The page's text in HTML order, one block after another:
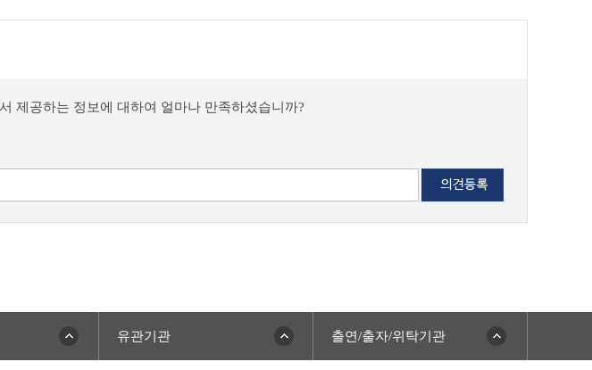
제공하는 정보에 대하여 얼마나 만족하셨습니까?
유관기관 출연/출자/위탁기관